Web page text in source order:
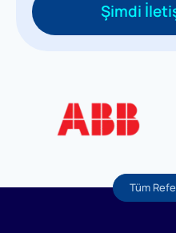
Şimdi
Tüm